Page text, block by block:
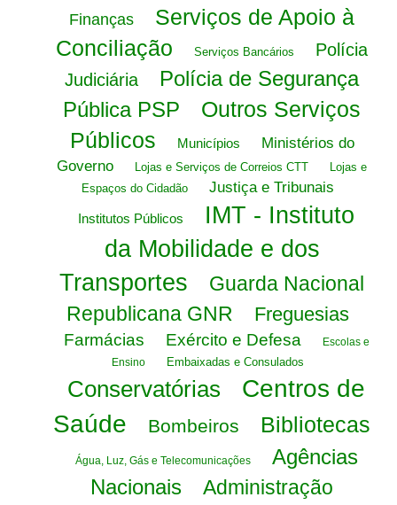
Finanças
Serviços de Apoio à
Conciliação
Serviços Bancários
Polícia
Judiciária
Polícia de Segurança
Pública PSP
Outros Serviços
Públicos
Municípios
Ministérios do
Governo
Lojas e Serviços de Correios CTT
Lojas e
Espaços do Cidadão
Justiça e Tribunais
Institutos Públicos
IMT - Instituto
da Mobilidade e dos
Transportes
Guarda Nacional
Republicana GNR
Freguesias
Farmácias Exército e Defesa
Escolas e
Ensino
Embaixadas e Consulados
Conservatórias
Centros de
Saúde
Bombeiros Bibliotecas
Água, Luz, Gás e Telecomunicações
Agências
Nacionais
Administração